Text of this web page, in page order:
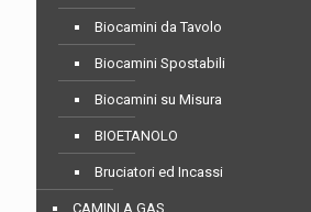
Biocamini da Tavolo
Biocamini Spostabili
Biocamini su Misura
BIOETANOLO
Bruciatori ed Incassi
CAMINI A GAS